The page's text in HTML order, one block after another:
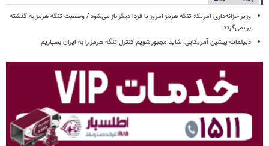
وزیر خزانه‌داری آمریکا: تنگه هرمز امروز یا فردا دیگر باز می‌شود / وضعیت تنگه هرمز به گذشته
بر نمی‌گردد
دیپلمات پیشین آمریکایی: شاید مجبور شویم کنترل تنگه هرمز را به ایران بسپاریم